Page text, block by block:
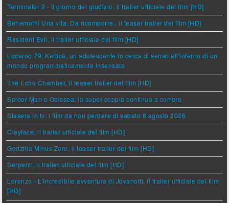
Terminator 2 - Il giorno del giudizio, il trailer ufficiale del film [HD]
Behemoth! Una vita. Da ricomporre., il teaser trailer del film [HD]
Resident Evil, il trailer ufficiale del film [HD]
Locarno 79: Ketticè, un adolescente in cerca di senso all'interno di un
mondo programmaticamente insensato
The Echo Chamber, il teaser trailer del film [HD]
Spider Man e Odissea: la super coppia continua a correre
Stasera in tv: i film da non perdere di sabato 8 agosto 2026
Clayface, il trailer ufficiale del film [HD]
Godzilla Minus Zero, il teaser trailer del film [HD]
Serpenti, il trailer ufficiale del film [HD]
Lorenzo - L'incredibile avventura di Jovanotti, il trailer ufficiale del film
[HD]